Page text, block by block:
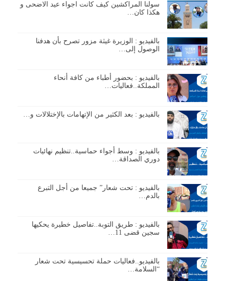
سولنا المراكشين كيف كانت اجواء عيد الاضحى و
هكذا كان…
بالفيديو : الوزيرة غيثة مزور تصرح بأن هدفنا
الوصول إلى…
بالفيديو : بحضور أطباء من كافة أنحاء
المملكة..فعاليات…
بالفيديو : بعد الكثير من الإتهامات بالإختلالات و…
بالفيديو : وسط أجواء حماسية..تنظيم نهائيات
دوري الصداقة…
بالفيديو : تحت شعار” جميعا من أجل التبرع
بالدم…
بالفيديو : طريق التوبة..تفاصيل خطيرة يحكيها
سجين قضى 11…
بالفيديو..فعاليات حملة تحسيسية تحت شعار
“السلامة…